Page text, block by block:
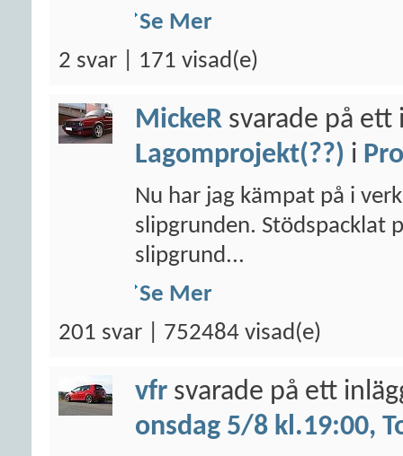
Se Mer
2 svar | 171 visad(e)
MickeR svarade på ett
Lagomprojekt(??) i
Nu har jag kämpat på i
slipgrunden. Stödspacklat
slipgrund...
Se Mer
201 svar | 752484 visad(e)
vfr svarade på ett
onsdag 5/8 kl.19:00,